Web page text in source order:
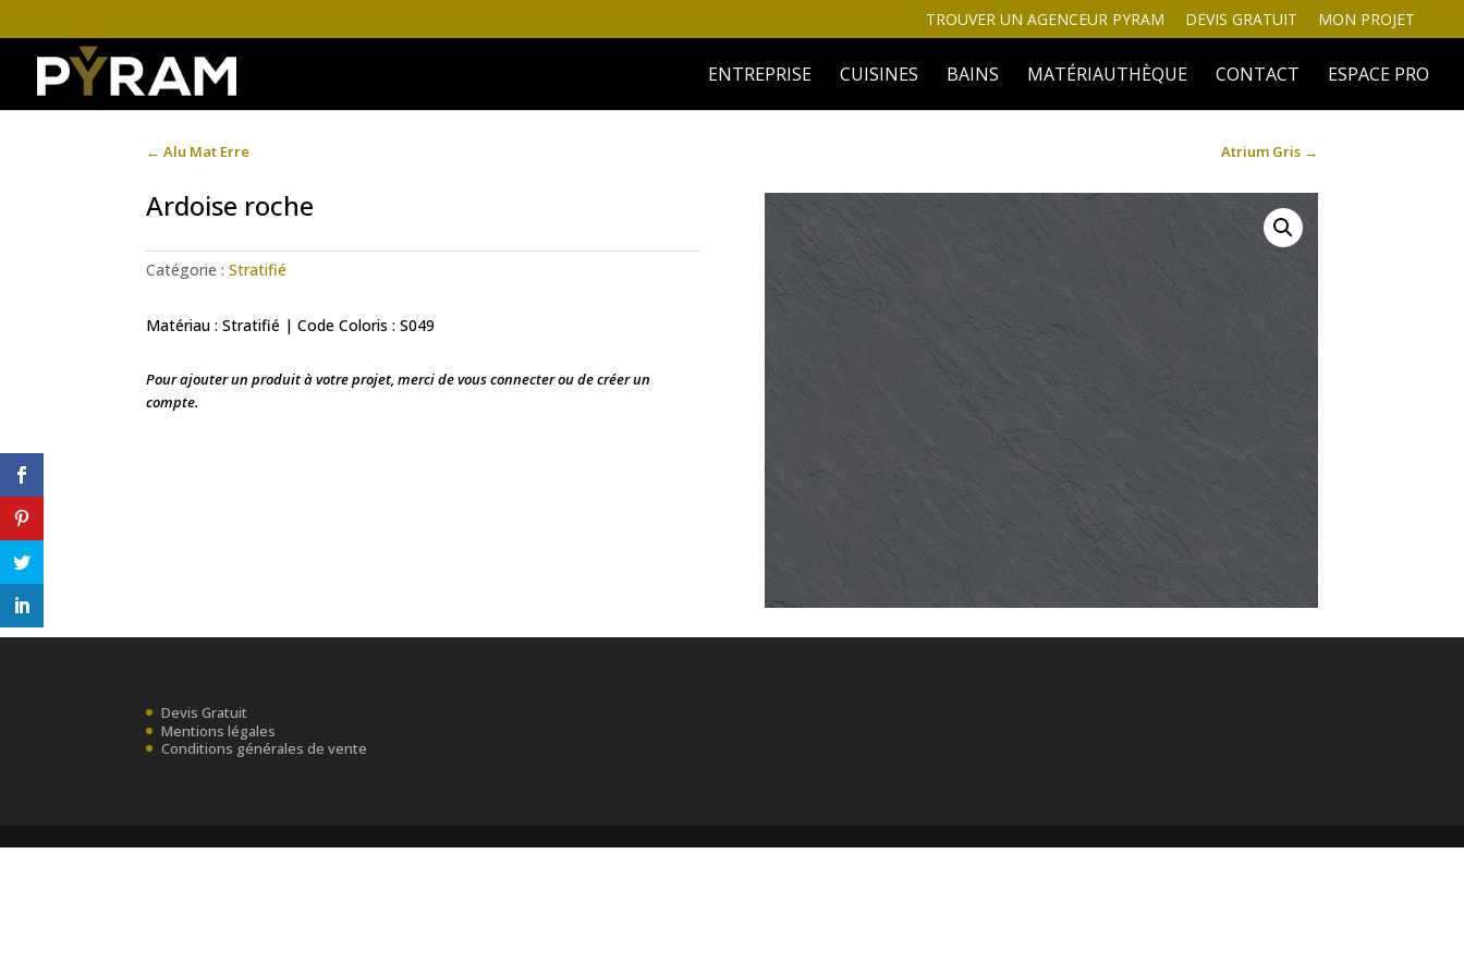
TROUVER UN AGENCEUR PYRAM DEVIS GRATUIT MON PROJET
ENTREPRISE CUISINES BAINS MATÉRIAUTHÈQUE CONTACT ESPACE PRO
←Alu Mat Erre Atrium Gris→
Ardoise roche
Catégorie :Stratifié
Matériau : Stratifié | Code Coloris : S049
Pour ajouter un produit à votre projet, merci de vous connecter ou de créer un
compte.
Devis Gratuit
Mentions légales
Conditions générales de vente